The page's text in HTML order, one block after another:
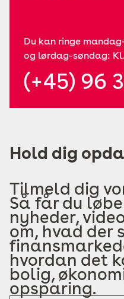
Du kan ringe
og lørdag-søndag: Kl.
(+45) 96
Hold dig
Tilmeld dig
Så får du
nyheder,
om, hvad der
hvordan det
bolig,
opsparing.